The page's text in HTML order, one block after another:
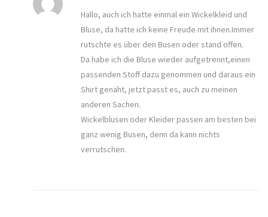
Hallo, auch ich hatte einmal ein Wickelkleid und
Bluse, da hatte ich keine Freude mit ihnen.Immer
rutschte es über den Busen oder stand offen.
Da habe ich die Bluse wieder aufgetrennt,einen
passenden Stoff dazu genommen und daraus ein
Shirt genäht, jetzt passt es, auch zu meinen
anderen Sachen.
Wickelblusen oder Kleider passen am besten bei
ganz wenig Busen, denn da kann nichts
verrutschen.